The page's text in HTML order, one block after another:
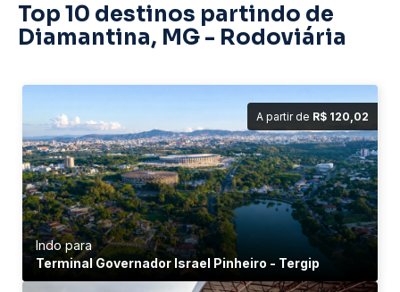
Top 10 destinos partindo de
Diamantina, MG - Rodoviária
A partir de R$ 120,02
Indo para
Terminal Governador Israel Pinheiro - Tergip